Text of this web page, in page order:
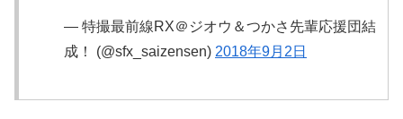
— 特撮最前線RX＠ジオウ＆つかさ先輩応援団結
成！ (@sfx_saizensen) 2018年9月2日